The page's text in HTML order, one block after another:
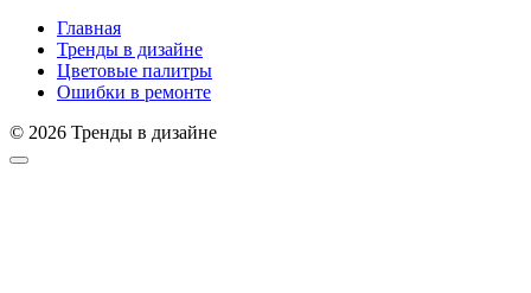
Главная
Тренды в дизайне
Цветовые палитры
Ошибки в ремонте
© 2026 Тренды в дизайне